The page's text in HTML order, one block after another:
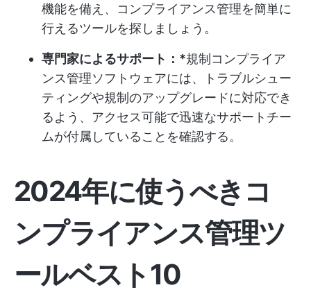
機能を備え、コンプライアンス管理を簡単に
行えるツールを探しましょう。
専門家によるサポート：*規制コンプライア
ンス管理ソフトウェアには、トラブルシュー
ティングや規制のアップグレードに対応でき
るよう、アクセス可能で迅速なサポートチー
ムが付属していることを確認する。
2024年に使うべきコ
ンプライアンス管理ツ
ールベスト10